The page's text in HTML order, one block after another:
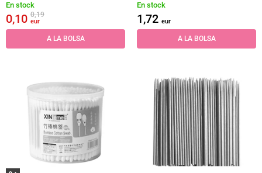
En stock
0,10 0,19
eur
A LA BOLSA
En stock
1,72 eur
A LA BOLSA